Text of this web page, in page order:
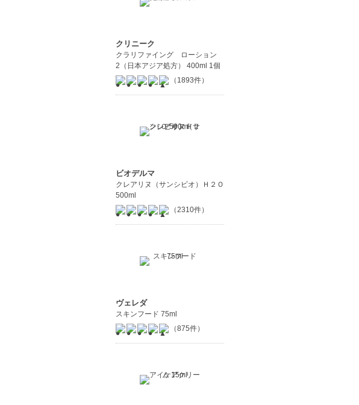
クリニーク
クラリファイング ローション
2（日本アジア処方） 400ml 1個
（1893件）
ビオデルマ
クレアリヌ（サンシビオ）Ｈ２Ｏ
500ml
（2310件）
ヴェレダ
スキンフード 75ml
（875件）